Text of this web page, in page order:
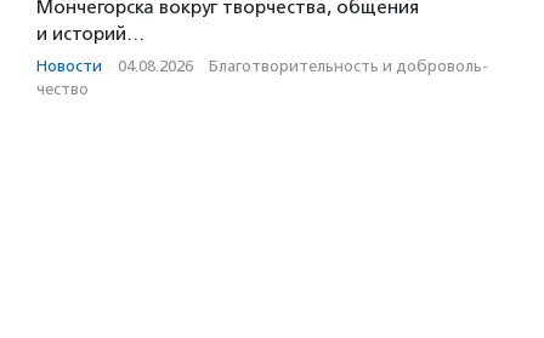
Мончегорска вокруг творчества, общения
и историй…
Новости · 04.08.2026 · Благотвори­тель­ность и доброволь­
чест­во